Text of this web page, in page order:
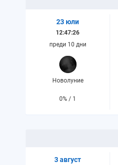
23 юли
12:47:26
преди 10 дни
Новолуние
0% / 1
3 август